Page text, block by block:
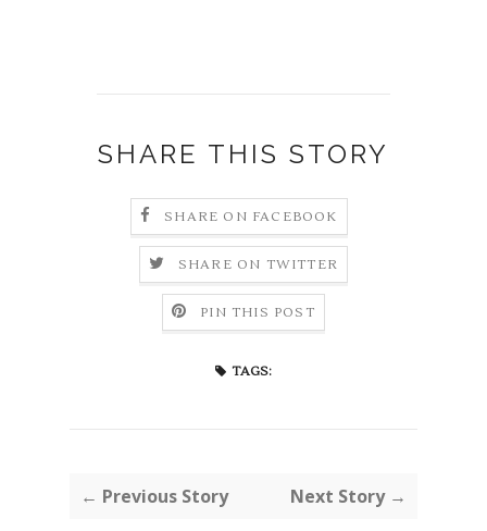
SHARE THIS STORY
SHARE ON FACEBOOK
SHARE ON TWITTER
PIN THIS POST
TAGS:
← Previous Story Next Story →